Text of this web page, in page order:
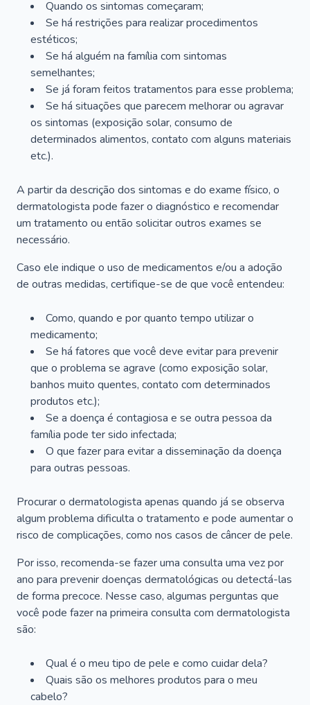
Quando os sintomas começaram;
Se há restrições para realizar procedimentos
estéticos;
Se há alguém na família com sintomas
semelhantes;
Se já foram feitos tratamentos para esse problema;
Se há situações que parecem melhorar ou agravar
os sintomas (exposição solar, consumo de
determinados alimentos, contato com alguns materiais
etc.).
A partir da descrição dos sintomas e do exame físico, o
dermatologista pode fazer o diagnóstico e recomendar
um tratamento ou então solicitar outros exames se
necessário.
Caso ele indique o uso de medicamentos e/ou a adoção
de outras medidas, certifique-se de que você entendeu:
Como, quando e por quanto tempo utilizar o
medicamento;
Se há fatores que você deve evitar para prevenir
que o problema se agrave (como exposição solar,
banhos muito quentes, contato com determinados
produtos etc.);
Se a doença é contagiosa e se outra pessoa da
família pode ter sido infectada;
O que fazer para evitar a disseminação da doença
para outras pessoas.
Procurar o dermatologista apenas quando já se observa
algum problema dificulta o tratamento e pode aumentar o
risco de complicações, como nos casos de câncer de pele.
Por isso, recomenda-se fazer uma consulta uma vez por
ano para prevenir doenças dermatológicas ou detectá-las
de forma precoce. Nesse caso, algumas perguntas que
você pode fazer na primeira consulta com dermatologista
são:
Qual é o meu tipo de pele e como cuidar dela?
Quais são os melhores produtos para o meu
cabelo?